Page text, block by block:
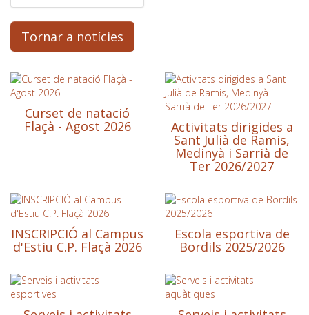
Tornar a notícies
Curset de natació
Flaçà - Agost 2026 Activitats dirigides a
Sant Julià de Ramis,
Medinyà i Sarrià de
Ter 2026/2027
INSCRIPCIÓ al Campus
d'Estiu C.P. Flaçà 2026
Escola esportiva de
Bordils 2025/2026